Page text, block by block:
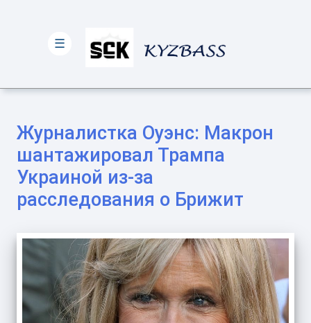
Журналистка Оуэнс: Макрон
шантажировал Трампа
Украиной из-за
расследования о Брижит
☰